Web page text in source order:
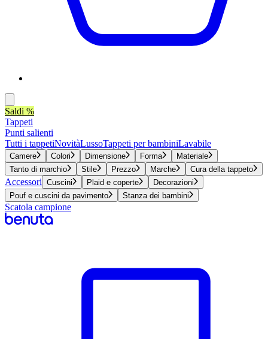
Saldi %
Tappeti
Punti salienti
Tutti i tappetiNovitàLussoTappeti per bambiniLavabile
Camere Colori Dimensione Forma
Materiale
Tanto di marchio
Stile Prezzo Marche Cura della tappeto
Accessori Cuscini Plaid e coperte
Decorazioni
Pouf e cuscini da pavimento
Stanza dei bambini
Scatola campione